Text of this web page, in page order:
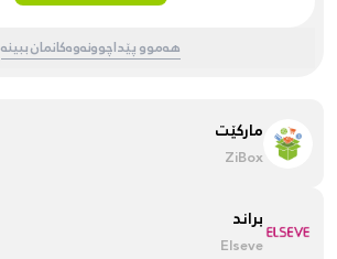
هەموو پێداچوونەوەکانمان ببینە
مارکێت
ZiBox
براند
Elseve